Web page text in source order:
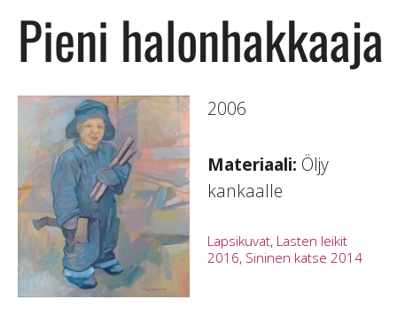
Pieni halonhakkaaja
2006
Materiaali: Öljy
kankaalle
Lapsikuvat, Lasten leikit
2016, Sininen katse 2014